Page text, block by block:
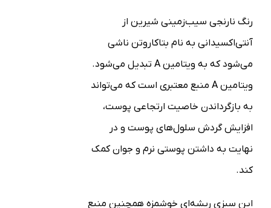
رنگ نارنجی سیب‌زمینی شیرین از
آنتی‌اکسیدانی به نام بتاکاروتن ناشی
می‌شود که به ویتامین A تبدیل می‌شود.
ویتامین A منبع معتبری است که می‌تواند
به بازگرداندن خاصیت ارتجاعی پوست،
افزایش گردش سلول‌های پوست و در
نهایت به داشتن پوستی نرم و جوان کمک
کند.
این سبزی ریشه‌ای خوشمزه همچنین منبع